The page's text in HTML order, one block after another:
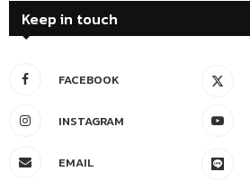
Keep in touch
FACEBOOK
INSTAGRAM
EMAIL